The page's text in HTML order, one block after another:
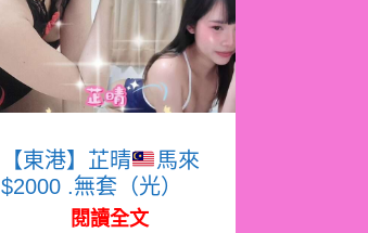
【東港】芷晴
馬來
$2000 .無套（光）
閱讀全文